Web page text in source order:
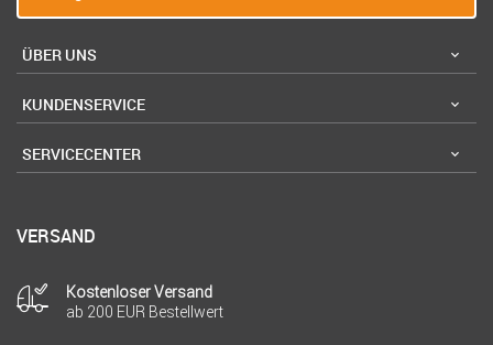
ÜBER UNS
KUNDENSERVICE
SERVICECENTER
VERSAND
Kostenloser Versand
ab 200 EUR Bestellwert